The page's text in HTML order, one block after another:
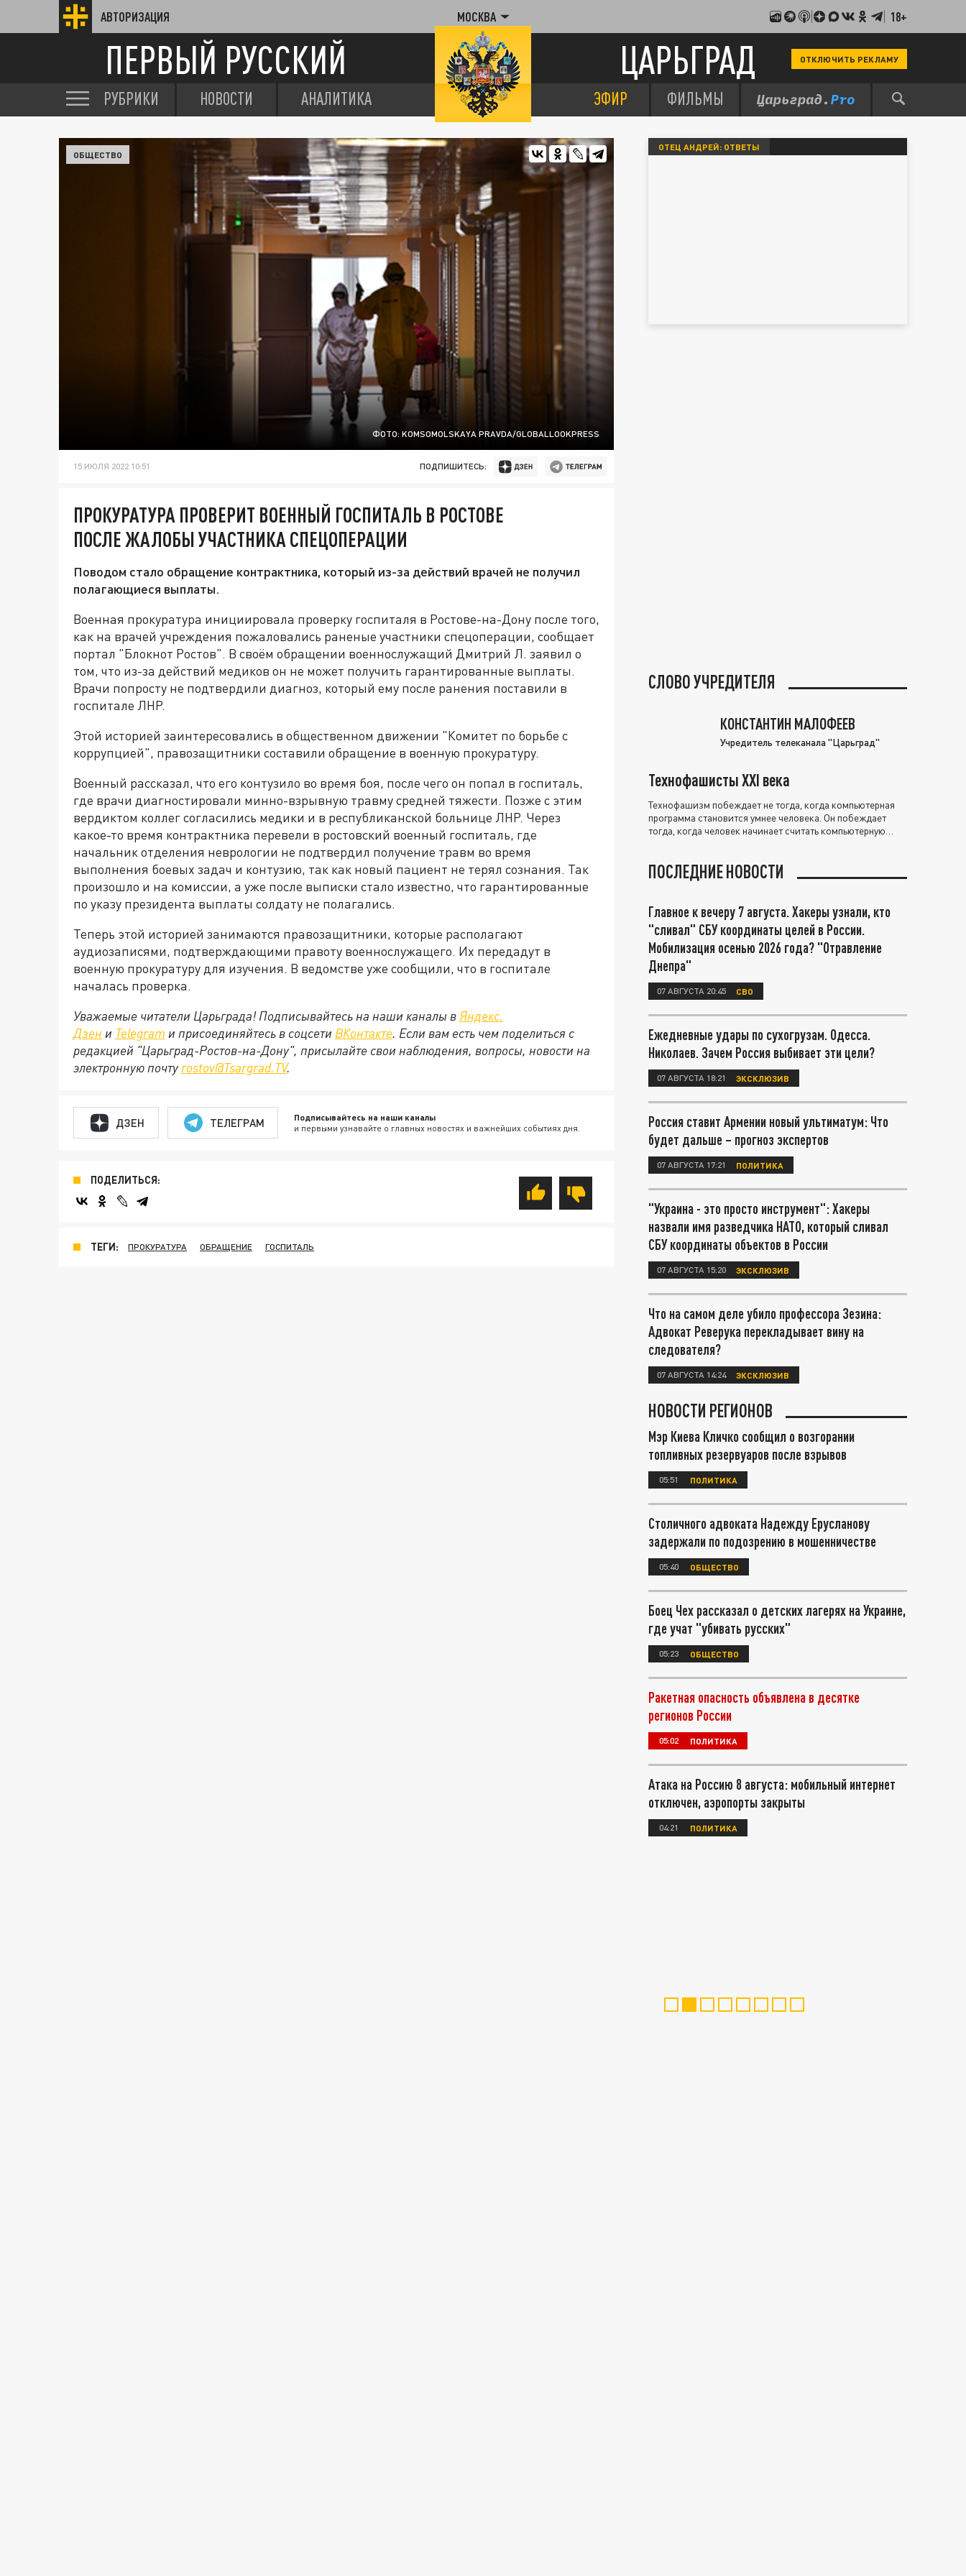
АВТОРИЗАЦИЯ МОСКВА 18+
ПЕРВЫЙ РУССКИЙ ЦАРЬГРАД ОТКЛЮЧИТЬ РЕКЛАМУ
РУБРИКИ НОВОСТИ АНАЛИТИКА ЭФИР ФИЛЬМЫ
ФОТО: KOMSOMOLSKAYA PRAVDA/GLOBALLOOKPRESS
ОБЩЕСТВО
15 ИЮЛЯ 2022 10:51 ПОДПИШИТЕСЬ:
ПРОКУРАТУРА ПРОВЕРИТ ВОЕННЫЙ ГОСПИТАЛЬ В РОСТОВЕ
ПОСЛЕ ЖАЛОБЫ УЧАСТНИКА СПЕЦОПЕРАЦИИ
Поводом стало обращение контрактника, который из-за действий врачей не получил
полагающиеся выплаты.
Военная прокуратура инициировала проверку госпиталя в Ростове-на-Дону после того,
как на врачей учреждения пожаловались раненые участники спецоперации, сообщает
портал "Блокнот Ростов". В своём обращении военнослужащий Дмитрий Л. заявил о
том, что из-за действий медиков он не может получить гарантированные выплаты.
Врачи попросту не подтвердили диагноз, который ему после ранения поставили в
госпитале ЛНР.
Этой историей заинтересовались в общественном движении "Комитет по борьбе с
коррупцией", правозащитники составили обращение в военную прокуратуру.
Военный рассказал, что его контузило во время боя, после чего он попал в госпиталь,
где врачи диагностировали минно-взрывную травму средней тяжести. Позже с этим
вердиктом коллег согласились медики и в республиканской больнице ЛНР. Через
какое-то время контрактника перевели в ростовский военный госпиталь, где
начальник отделения неврологии не подтвердил получение травм во время
выполнения боевых задач и контузию, так как новый пациент не терял сознания. Так
произошло и на комиссии, а уже после выписки стало известно, что гарантированные
по указу президента выплаты солдату не полагались.
Теперь этой историей занимаются правозащитники, которые располагают
аудиозаписями, подтверждающими правоту военнослужащего. Их передадут в
военную прокуратуру для изучения. В ведомстве уже сообщили, что в госпитале
началась проверка.
Уважаемые читатели Царьграда! Подписывайтесь на наши каналы вЯндекс.
Дзен и Telegram и присоединяйтесь в соцсети ВКонтакте. Если вам есть чем поделиться с
редакцией "Царьград-Ростов-на-Дону", присылайте свои наблюдения, вопросы, новости на
электронную почту rostov@Tsargrad.ТV.
ДЗЕН ТЕЛЕГРАМ Подписывайтесь на наши каналы
и первыми узнавайте о главных новостях и важнейших событиях дня.
ПОДЕЛИТЬСЯ:
ТЕГИ: ПРОКУРАТУРА ОБРАЩЕНИЕ ГОСПИТАЛЬ
ОТЕЦ АНДРЕЙ: ОТВЕТЫ
СЛОВО УЧРЕДИТЕЛЯ
КОНСТАНТИН МАЛОФЕЕВ
Учредитель телеканала "Царьград"
Технофашисты XXI века
Технофашизм побеждает не тогда, когда компьютерная
программа становится умнее человека. Он побеждает
тогда, когда человек начинает считать компьютерную
ПОСЛЕДНИЕ НОВОСТИ
Главное к вечеру 7 августа. Хакеры узнали, кто
"сливал" СБУ координаты целей в России.
Мобилизация осенью 2026 года? "Отравление
Днепра"
07 АВГУСТА 20:45 СВО
Ежедневные удары по сухогрузам. Одесса.
Николаев. Зачем Россия выбивает эти цели?
07 АВГУСТА 18:21 ЭКСКЛЮЗИВ
Россия ставит Армении новый ультиматум: Что
будет дальше – прогноз экспертов
07 АВГУСТА 17:21 ПОЛИТИКА
"Украина - это просто инструмент": Хакеры
назвали имя разведчика НАТО, который сливал
СБУ координаты объектов в России
07 АВГУСТА 15:20 ЭКСКЛЮЗИВ
Что на самом деле убило профессора Зезина:
Адвокат Реверука перекладывает вину на
следователя?
07 АВГУСТА 14:24 ЭКСКЛЮЗИВ
НОВОСТИ РЕГИОНОВ
Мэр Киева Кличко сообщил о возгорании
топливных резервуаров после взрывов
05:51 ПОЛИТИКА
Столичного адвоката Надежду Ерусланову
задержали по подозрению в мошенничестве
05:40 ОБЩЕСТВО
Боец Чех рассказал о детских лагерях на Украине,
где учат "убивать русских"
05:23 ОБЩЕСТВО
Ракетная опасность объявлена в десятке
регионов России
05:02 ПОЛИТИКА
Атака на Россию 8 августа: мобильный интернет
отключен, аэропорты закрыты
04:21 ПОЛИТИКА